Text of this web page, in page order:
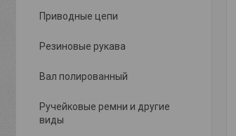
Приводные цепи
Резиновые рукава
Вал полированный
Ручейковые ремни и другие
виды